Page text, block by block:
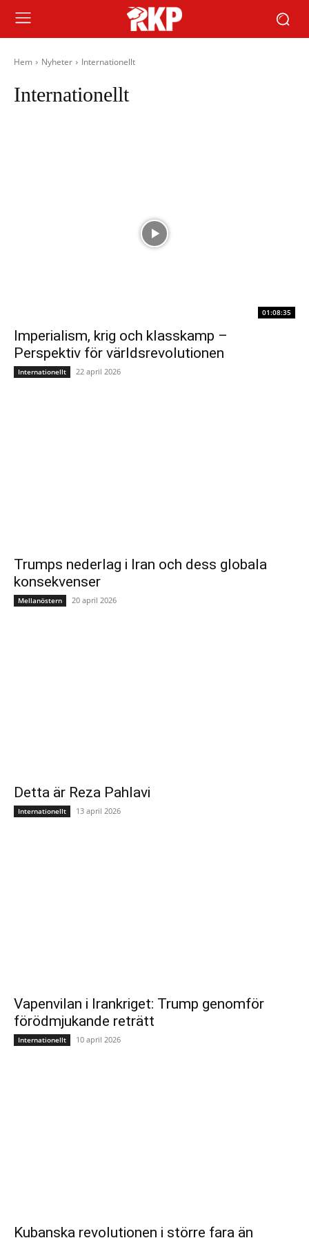
Hem Nyheter Internationellt
Internationellt
01:08:35
Imperialism, krig och klasskamp –
Perspektiv för världsrevolutionen
Internationellt 22 april 2026
Trumps nederlag i Iran och dess globala
konsekvenser
Mellanöstern 20 april 2026
Detta är Reza Pahlavi
Internationellt 13 april 2026
Vapenvilan i Irankriget: Trump genomför
förödmjukande reträtt
Internationellt 10 april 2026
Kubanska revolutionen i större fara än